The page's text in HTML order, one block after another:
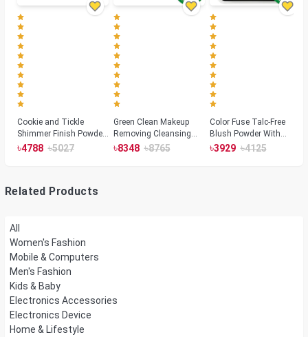
Cookie and Tickle
Shimmer Finish Powder
Highlighters
৳4788 ৳5027
Green Clean Makeup
Removing Cleansing
Balm
৳8348 ৳8765
Color Fuse Talc-Free
Blush Powder With
Fermented Arnica
৳3929 ৳4125
Related Products
All
Women's Fashion
Mobile & Computers
Men's Fashion
Kids & Baby
Electronics Accessories
Electronics Device
Home & Lifestyle